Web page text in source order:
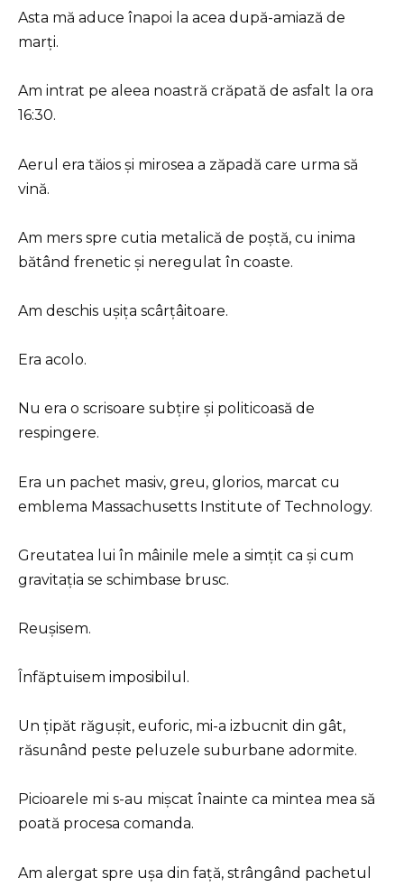
Asta mă aduce înapoi la acea după-amiază de
marți.
Am intrat pe aleea noastră crăpată de asfalt la ora
16:30.
Aerul era tăios și mirosea a zăpadă care urma să
vină.
Am mers spre cutia metalică de poștă, cu inima
bătând frenetic și neregulat în coaste.
Am deschis ușița scârțâitoare.
Era acolo.
Nu era o scrisoare subțire și politicoasă de
respingere.
Era un pachet masiv, greu, glorios, marcat cu
emblema Massachusetts Institute of Technology.
Greutatea lui în mâinile mele a simțit ca și cum
gravitația se schimbase brusc.
Reușisem.
Înfăptuisem imposibilul.
Un țipăt răgușit, euforic, mi-a izbucnit din gât,
răsunând peste peluzele suburbane adormite.
Picioarele mi s-au mișcat înainte ca mintea mea să
poată procesa comanda.
Am alergat spre ușa din față, strângând pachetul